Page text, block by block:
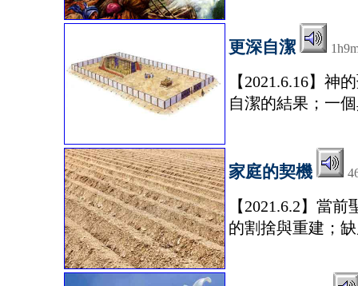
更深自潔
【2021.6.16】
自潔的結果；一
家庭的契機
【2021.6.2】當
的割捨與重建；